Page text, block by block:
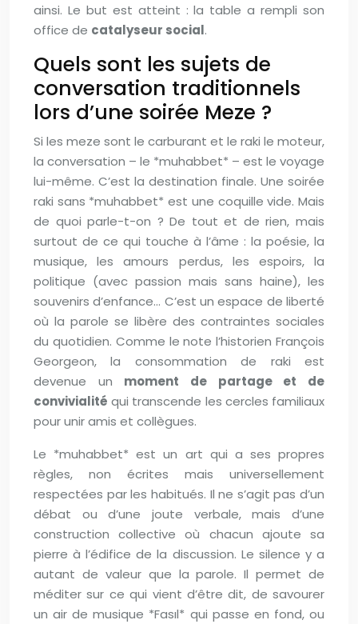
ainsi. Le but est atteint : la table a rempli son
office de catalyseur social.
Quels sont les sujets de
conversation traditionnels
lors d’une soirée Meze ?
Si les meze sont le carburant et le raki le moteur,
la conversation – le *muhabbet* – est le voyage
lui-même. C’est la destination finale. Une soirée
raki sans *muhabbet* est une coquille vide. Mais
de quoi parle-t-on ? De tout et de rien, mais
surtout de ce qui touche à l’âme : la poésie, la
musique, les amours perdus, les espoirs, la
politique (avec passion mais sans haine), les
souvenirs d’enfance… C’est un espace de liberté
où la parole se libère des contraintes sociales
du quotidien. Comme le note l’historien François
Georgeon, la consommation de raki est
devenue un moment de partage et de
convivialité qui transcende les cercles familiaux
pour unir amis et collègues.
Le *muhabbet* est un art qui a ses propres
règles, non écrites mais universellement
respectées par les habitués. Il ne s’agit pas d’un
débat ou d’une joute verbale, mais d’une
construction collective où chacun ajoute sa
pierre à l’édifice de la discussion. Le silence y a
autant de valeur que la parole. Il permet de
méditer sur ce qui vient d’être dit, de savourer
un air de musique *Fasıl* qui passe en fond, ou